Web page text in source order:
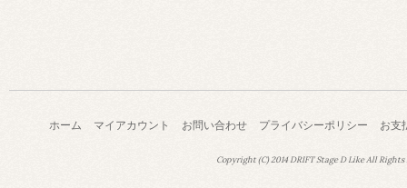
ホーム マイアカウント お問い合わせ プライバシーポリシー お支
Copyright (C) 2014 DRIFT Stage D Like All